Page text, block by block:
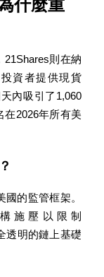
什麼重
則在納
資者提供現貨
內吸引了1,060
在2026年所有美
的監管框架。
施壓以限制
透明的鏈上基礎